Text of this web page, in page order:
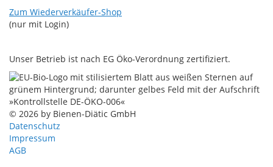
Zum Wiederverkäufer-Shop
(nur mit Login)
Unser Betrieb ist nach EG Öko-Verordnung zertifiziert.
© 2026 by Bienen-Diätic GmbH
Datenschutz
Impressum
AGB